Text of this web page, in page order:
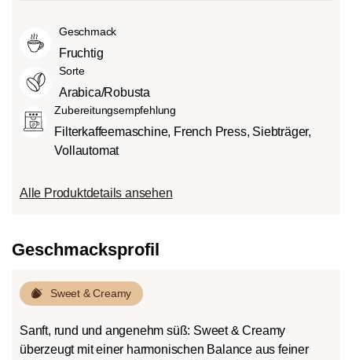
sauer als helle Röstungen, mit
ausgewogenem Geschmack und vollem
Körper.
Dunkle Röstung (French-/Italian):
Schokoladig süßer Körper mit
ausgeprägten Röstaromen und
Bitterstoffen bei geringem Säureanteil.
verschiedenen Faktoren wie der
Bohnensorte, Anbauhöhe, Herkunft und
besonders der Röstung ab.
Geschmack
Fruchtig
Sorte
Arabica/Robusta
Zubereitungsempfehlung
Filterkaffeemaschine, French Press, Siebträger,
Vollautomat
Alle Produktdetails ansehen
Geschmacksprofil
Sweet & Creamy
Sanft, rund und angenehm süß: Sweet & Creamy
überzeugt mit einer harmonischen Balance aus feiner